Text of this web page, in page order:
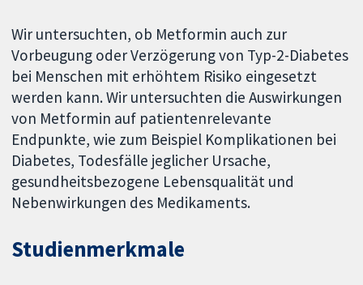
Wir untersuchten, ob Metformin auch zur
Vorbeugung oder Verzögerung von Typ-2-Diabetes
bei Menschen mit erhöhtem Risiko eingesetzt
werden kann. Wir untersuchten die Auswirkungen
von Metformin auf patientenrelevante
Endpunkte, wie zum Beispiel Komplikationen bei
Diabetes, Todesfälle jeglicher Ursache,
gesundheitsbezogene Lebensqualität und
Nebenwirkungen des Medikaments.
Studienmerkmale